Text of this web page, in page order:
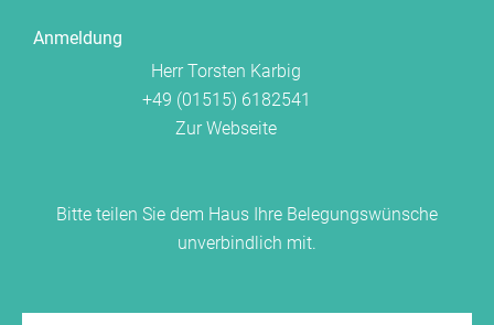
Anmeldung
Herr Torsten Karbig
+49 (01515) 6182541
Zur Webseite
Bitte teilen Sie dem Haus Ihre Belegungswünsche
unverbindlich mit.